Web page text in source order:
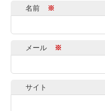
名前 ※
メール ※
サイト